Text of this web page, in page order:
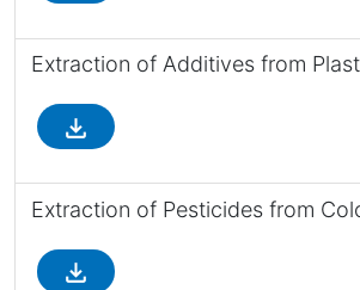
Extraction of Additives from
file_download
Extraction of Pesticides from
file_download